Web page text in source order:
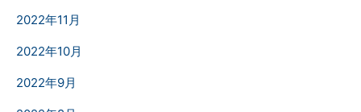
2022年11月
2022年10月
2022年9月